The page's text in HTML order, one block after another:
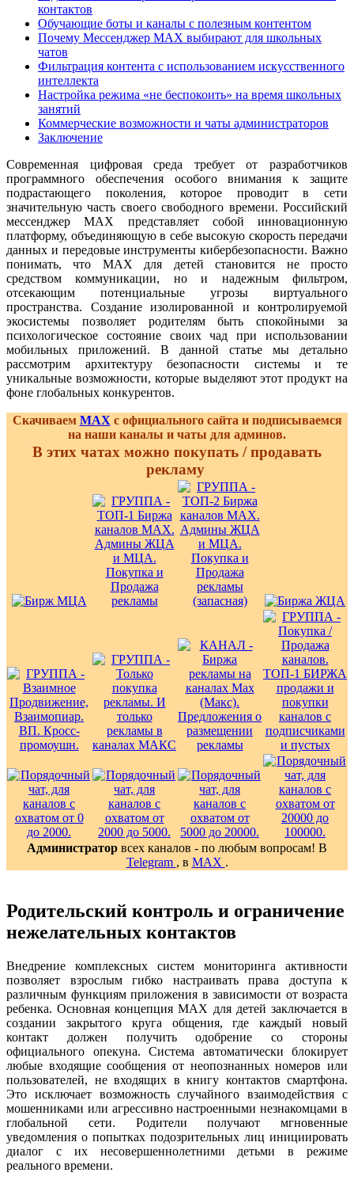
контактов
Обучающие боты и каналы с полезным контентом
Почему Мессенджер MAX выбирают для школьных
чатов
Фильтрация контента с использованием искусственного
интеллекта
Настройка режима «не беспокоить» на время школьных
занятий
Коммерческие возможности и чаты администраторов
Заключение
Современная цифровая среда требует от разработчиков
программного обеспечения особого внимания к защите
подрастающего поколения, которое проводит в сети
значительную часть своего свободного времени. Российский
мессенджер MAX представляет собой инновационную
платформу, объединяющую в себе высокую скорость передачи
данных и передовые инструменты кибербезопасности. Важно
понимать, что MAX для детей становится не просто
средством коммуникации, но и надежным фильтром,
отсекающим потенциальные угрозы виртуального
пространства. Создание изолированной и контролируемой
экосистемы позволяет родителям быть спокойными за
психологическое состояние своих чад при использовании
мобильных приложений. В данной статье мы детально
рассмотрим архитектуру безопасности системы и те
уникальные возможности, которые выделяют этот продукт на
фоне глобальных конкурентов.
Скачиваем MAX с официального сайта и подписываемся
на наши каналы и чаты для админов.
В этих чатах можно покупать / продавать
рекламу
Администратор всех каналов - по любым вопросам! В
Telegram , в MAX .
Родительский контроль и ограничение
нежелательных контактов
Внедрение комплексных систем мониторинга активности
позволяет взрослым гибко настраивать права доступа к
различным функциям приложения в зависимости от возраста
ребенка. Основная концепция MAX для детей заключается в
создании закрытого круга общения, где каждый новый
контакт должен получить одобрение со стороны
официального опекуна. Система автоматически блокирует
любые входящие сообщения от неопознанных номеров или
пользователей, не входящих в книгу контактов смартфона.
Это исключает возможность случайного взаимодействия с
мошенниками или агрессивно настроенными незнакомцами в
глобальной сети. Родители получают мгновенные
уведомления о попытках подозрительных лиц инициировать
диалог с их несовершеннолетними детьми в режиме
реального времени.